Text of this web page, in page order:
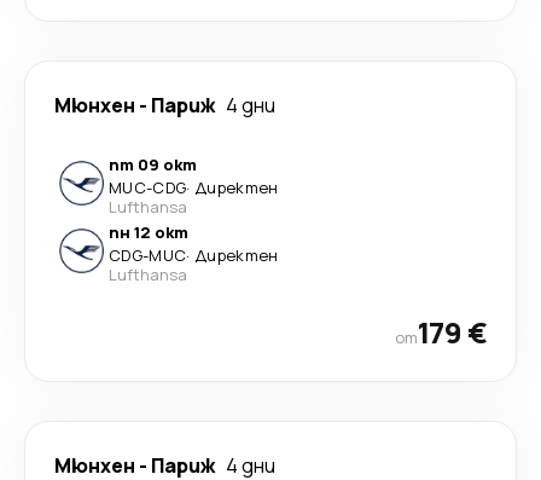
Мюнхен - Париж 4 дни
пт 09 окт
MUC-CDG· Директен
Lufthansa
пн 12 окт
CDG-MUC· Директен
Lufthansa
от179 €
Мюнхен - Париж 4 дни